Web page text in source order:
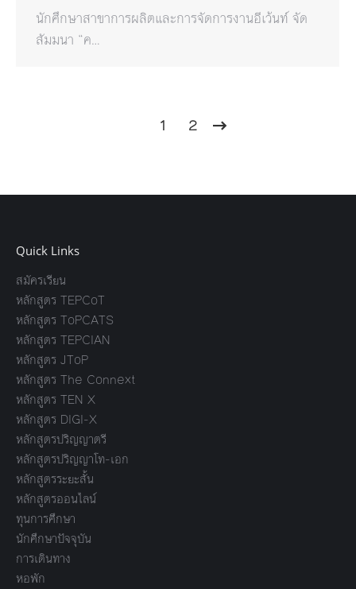
นักศึกษาสาขาการผลิตและการจัดการงานอีเว้นท์ จัด
สัมมนา “ค…
1 2
Quick Links
สมัครเรียน
หลักสูตร TEPCoT
หลักสูตร ToPCATS
หลักสูตร TEPCIAN
หลักสูตร JToP
หลักสูตร The Connext
หลักสูตร TEN X
หลักสูตร DIGI-X
หลักสูตรปริญญาตรี
หลักสูตรปริญญาโท-เอก
หลักสูตรระยะสั้น
หลักสูตรออนไลน์
ทุนการศึกษา
นักศึกษาปัจจุบัน
การเดินทาง
หอพัก